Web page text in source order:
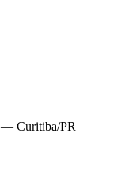
— Curitiba/PR